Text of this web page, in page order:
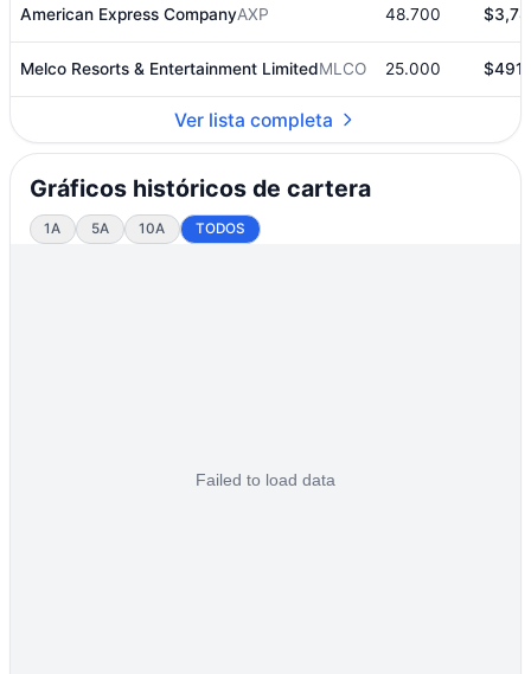
American Express CompanyAXP 48.700
Melco Resorts & Entertainment LimitedMLCO 25.000
Ver lista completa
Gráficos históricos de cartera
1A 5A 10A TODOS